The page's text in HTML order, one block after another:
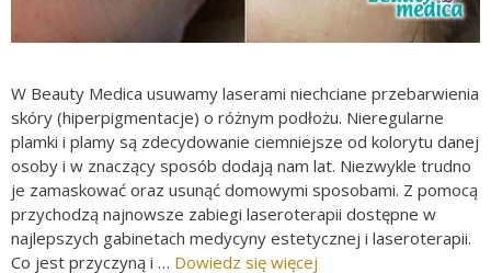
W Beauty Medica usuwamy laserami niechciane przebarwienia
skóry (hiperpigmentacje) o różnym podłożu. Nieregularne
plamki i plamy są zdecydowanie ciemniejsze od kolorytu danej
osoby i w znaczący sposób dodają nam lat. Niezwykle trudno
je zamaskować oraz usunąć domowymi sposobami. Z pomocą
przychodzą najnowsze zabiegi laseroterapii dostępne w
najlepszych gabinetach medycyny estetycznej i laseroterapii.
Co jest przyczyną i … Dowiedz się więcej